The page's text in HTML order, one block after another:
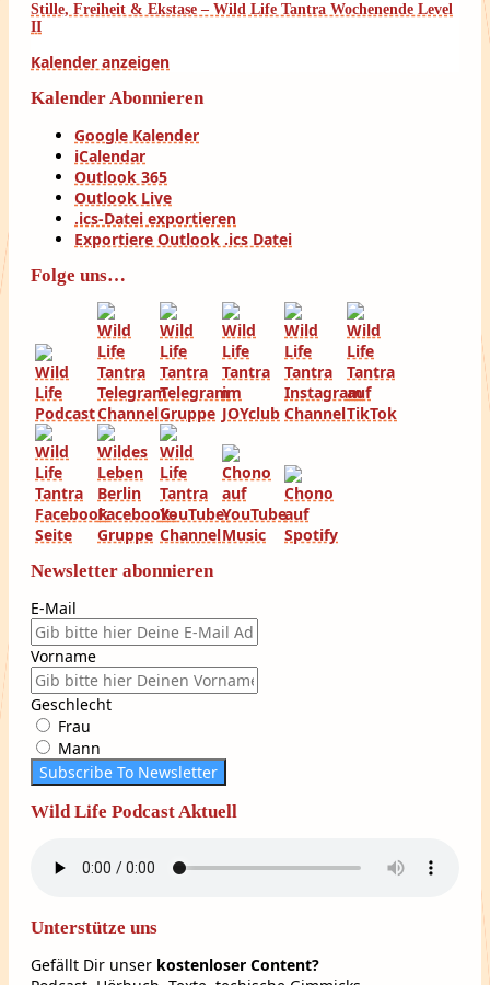
Stille, Freiheit & Ekstase – Wild Life Tantra Wochenende Level
II
Kalender anzeigen
Kalender Abonnieren
Google Kalender
iCalendar
Outlook 365
Outlook Live
.ics-Datei exportieren
Exportiere Outlook .ics Datei
Folge uns…
Newsletter abonnieren
E-Mail
Vorname
Geschlecht
Frau
Mann
Subscribe To Newsletter
Wild Life Podcast Aktuell
Unterstütze uns
Gefällt Dir unser kostenloser Content?